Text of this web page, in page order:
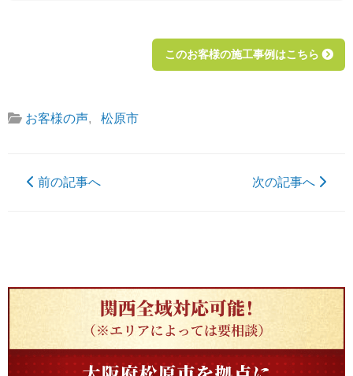
このお客様の施工事例はこちら
お客様の声, 松原市
前の記事へ 次の記事へ